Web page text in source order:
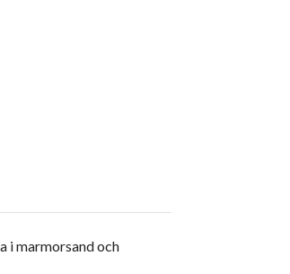
i marmorsand och